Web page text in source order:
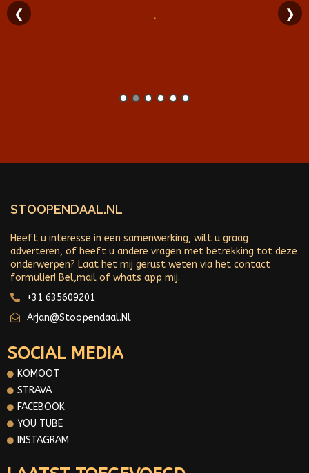
❮ ❯
STOOPENDAAL.NL
Heeft u interesse in een samenwerking, wilt u graag
adverteren, of heeft u andere vragen met betrekking tot deze
onderwerpen? Laat het mij gerust weten via het contact
formulier! Bel,mail of whats app mij.
+31 635609201
Arjan@stoopendaal.nl
SOCIAL MEDIA
KOMOOT
STRAVA
FACEBOOK
YOU TUBE
INSTAGRAM